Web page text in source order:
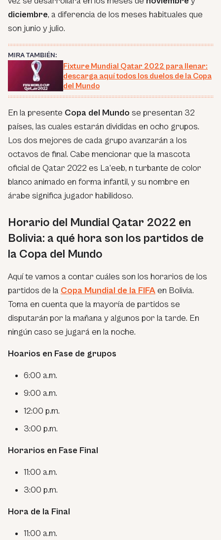
diciembre, a diferencia de los meses habituales que
son junio y julio.
MIRA TAMBIÉN:
Fixture Mundial Qatar 2022 para llenar:
descarga aquí todos los duelos de la Copa
del Mundo
En la presente Copa del Mundo se presentan 32
países, las cuales estarán divididas en ocho grupos.
Los dos mejores de cada grupo avanzarán a los
octavos de final. Cabe mencionar que la mascota
oficial de Qatar 2022 es La’eeb, n turbante de color
blanco animado en forma infantil, y su nombre en
árabe significa jugador habilidoso.
Horario del Mundial Qatar 2022 en
Bolivia: a qué hora son los partidos de
la Copa del Mundo
Aquí te vamos a contar cuáles son los horarios de los
partidos de la Copa Mundial de la FIFAen Bolivia.
Toma en cuenta que la mayoría de partidos se
disputarán por la mañana y algunos por la tarde. En
ningún caso se jugará en la noche.
Hoarios en Fase de grupos
6:00 a.m.
9:00 a.m.
12:00 p.m.
3:00 p.m.
Horarios en Fase Final
11:00 a.m.
3:00 p.m.
Hora de la Final
11:00 a.m.